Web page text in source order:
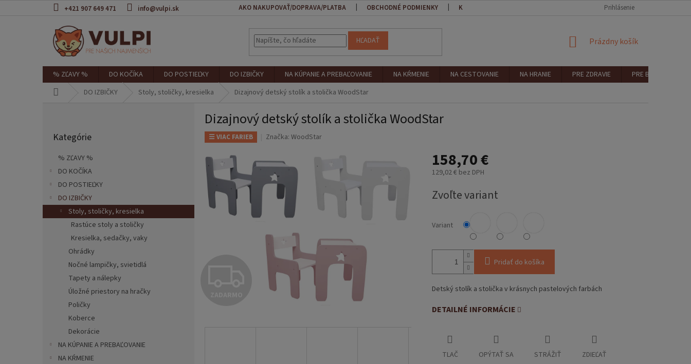
+421 907 649 471 info@vulpi.sk AKO NAKUPOVAŤ/DOPRAVA/PLATBA OBCHODNÉ PODMIENKY KONTAKT Prihlásenie
HĽADAŤ
NÁKUPNÝ
Prázdny košík
% ZĽAVY % DO KOČÍKA DO POSTIEĽKY DO IZBIČKY NA KÚPANIE A PREBAĽOVANIE NA KŔMENIE NA CESTOVANIE NA HRANIE PRE ZDRAVIE
PRE BEZPEČNOSŤ
DO IZBIČKY Stoly, stoličky, kresielka Dizajnový detský stolík a stolička WoodStar
kategórie
Kategórie
% ZĽAVY %
DO KOČÍKA
DO POSTIEĽKY
DO IZBIČKY
Stoly, stoličky, kresielka
Rastúce stoly a stoličky
Kresielka, sedačky, vaky
Ohrádky
Nočné lampičky, svietidlá
Tapety a nálepky
Úložné priestory na hračky
Poličky
Koberce
Dekorácie
NA KÚPANIE A PREBAĽOVANIE
NA KŔMENIE
Dizajnový detský stolík a stolička WoodStar
☰ VIAC FARIEB Značka: WoodStar
158,70 €
129,02 € bez DPH
cena:
Zvoľte variant
Variant
Pridať do košíka
Detský stolík a stolička v krásnych pastelových farbách
DETAILNÉ INFORMÁCIE
TLAČ OPÝTAŤ SA STRÁŽIŤ ZDIEĽAŤ